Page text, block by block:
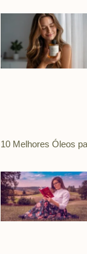
10 Melhores Óleos